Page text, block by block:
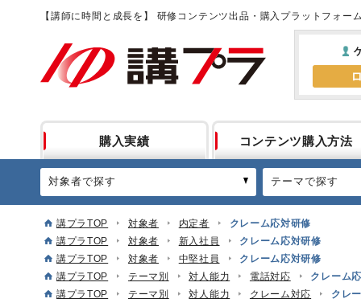
【講師に時間と成長を】 研修コンテンツ出品・購入プラットフォー
購入実績 コンテンツ購入方法
対象者で探す テーマで探す
講プラTOP 対象者 内定者
クレーム応対研修
講プラTOP
対象者 新入社員
クレーム応対研修
講プラTOP
対象者 中堅社員
クレーム応対研修
講プラTOP
テーマ別 対人能力 電話対応
クレーム
講プラTOP
テーマ別 対人能力 クレーム対応 クレ